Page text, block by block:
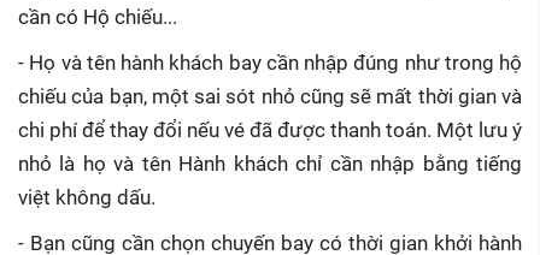
cần có Hộ chiếu...
- Họ và tên hành khách bay cần nhập đúng như trong hộ
chiếu của bạn, một sai sót nhỏ cũng sẽ mất thời gian và
chi phí để thay đổi nếu vé đã được thanh toán. Một lưu ý
nhỏ là họ và tên Hành khách chỉ cần nhập bằng tiếng
việt không dấu.
- Bạn cũng cần chọn chuyến bay có thời gian khởi hành